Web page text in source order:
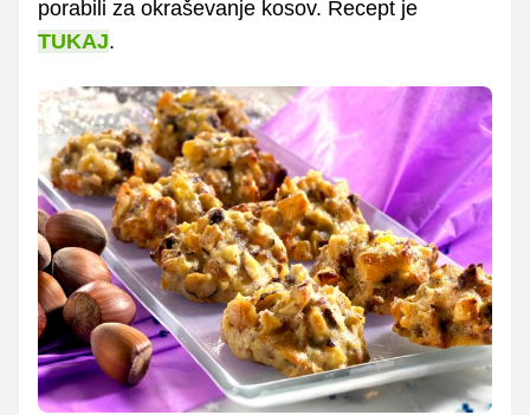
porabili za okraševanje kosov. Recept je
TUKAJ.